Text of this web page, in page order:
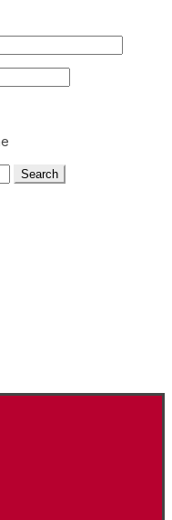
Search